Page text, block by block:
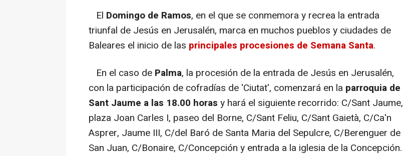
El Domingo de Ramos, en el que se conmemora y recrea la entrada
triunfal de Jesús en Jerusalén, marca en muchos pueblos y ciudades de
Baleares el inicio de las principales procesiones de Semana Santa.
En el caso de Palma, la procesión de la entrada de Jesús en Jerusalén,
con la participación de cofradías de 'Ciutat', comenzará en la parroquia de
Sant Jaume a las 18.00 horas y hará el siguiente recorrido: C/Sant Jaume,
plaza Joan Carles I, paseo del Borne, C/Sant Feliu, C/Sant Gaietà, C/Ca'n
Asprer, Jaume III, C/del Baró de Santa Maria del Sepulcre, C/Berenguer de
San Juan, C/Bonaire, C/Concepción y entrada a la iglesia de la Concepción.